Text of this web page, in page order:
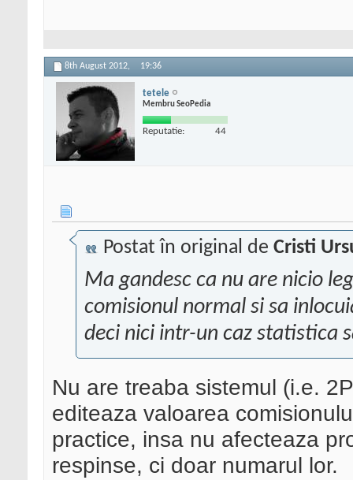
8th August 2012, 19:36
tetele
Membru SeoPedia
Reputatie: 44
Postat în original de Cristi
Ma gandesc ca nu are nicio
comisionul normal si sa
deci nici intr-un caz statistica
Nu are treaba sistemul (i.e.
editeaza valoarea
practice, insa nu afecteaza
respinse, ci doar numarul lor.